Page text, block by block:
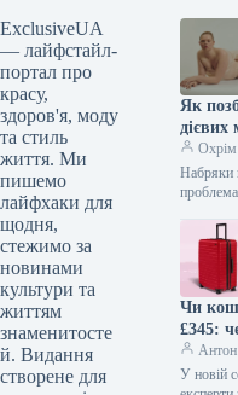
ExclusiveUA
— лайфстайл-
портал про
красу,
здоров'я, моду
та стиль
життя. Ми
пишемо
лайфхаки для
щодня,
стежимо за
новинами
культури та
життям
знаменитосте
й. Видання
створене для
Як
дієвих
Охрім
Набряки
Коли…
Чи
£345:
У новій